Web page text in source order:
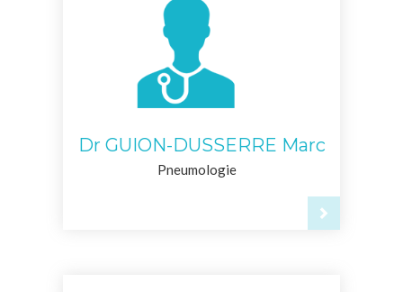
Dr GUION-DUSSERRE Marc
Pneumologie